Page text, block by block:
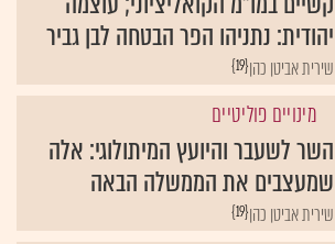
יהודית: נתניהו הפר הבטחה לבן גביר
{19}שירית אביטן כהן
מינויים פוליטיים
השר לשעבר והיועץ המיתולוגי: אלה
שמעצבים את הממשלה הבאה
{19}שירית אביטן כהן